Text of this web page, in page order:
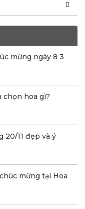
mừng ngày 8 3
chọn hoa gì?
20/11 đẹp và ý
mừng tại Hoa